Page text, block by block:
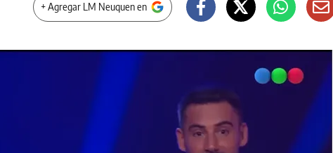
+ Agregar LM Neuquen en